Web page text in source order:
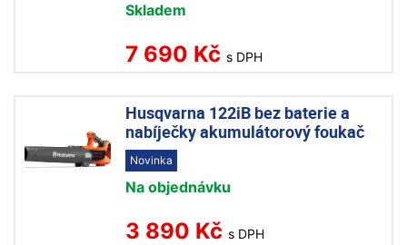
Skladem
7 690 Kč s DPH
Husqvarna 122iB bez baterie a
nabíječky akumulátorový foukač
Novinka
Na objednávku
3 890 Kč s DPH